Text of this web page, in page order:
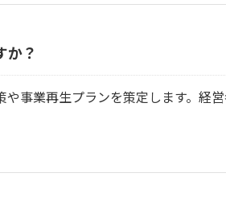
か？
事業再生プランを策定します。経